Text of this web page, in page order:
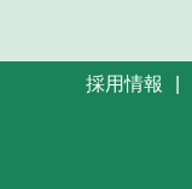
採用情報